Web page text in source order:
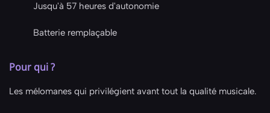
Jusqu'à 57 heures d'autonomie
Batterie remplaçable
Pour qui ?
Les mélomanes qui privilégient avant tout la qualité musicale.